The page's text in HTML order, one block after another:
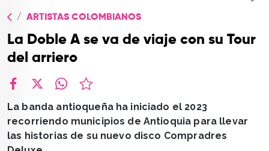
CONTACTO
ARTISTAS COLOMBIANOS
La Doble A se va de viaje con su Tour
del arriero
La banda antioqueña ha iniciado el 2023
recorriendo municipios de Antioquia para llevar
las historias de su nuevo disco Compradres